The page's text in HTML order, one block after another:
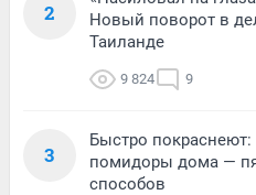
2
Новый поворот в
Таиланде
9 824 9
3
Быстро
помидоры дома —
способов